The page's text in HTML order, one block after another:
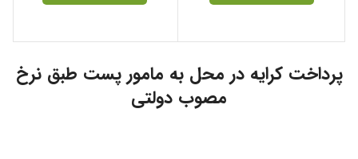
پرداخت کرایه در محل به مامور پست طبق نرخ
مصوب دولتی